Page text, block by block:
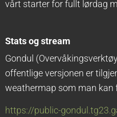
vårt starter for fullt lørdag
Stats og stream
Gondul
offentlige versjonen er
weathermap som man kan
https://public-